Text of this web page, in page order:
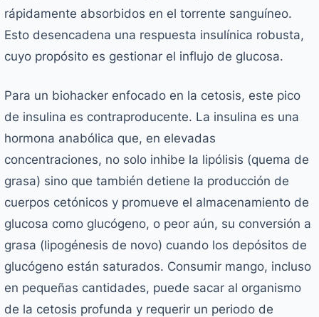
rápidamente absorbidos en el torrente sanguíneo.
Esto desencadena una respuesta insulínica robusta,
cuyo propósito es gestionar el influjo de glucosa.
Para un biohacker enfocado en la cetosis, este pico
de insulina es contraproducente. La insulina es una
hormona anabólica que, en elevadas
concentraciones, no solo inhibe la lipólisis (quema de
grasa) sino que también detiene la producción de
cuerpos cetónicos y promueve el almacenamiento de
glucosa como glucógeno, o peor aún, su conversión a
grasa (lipogénesis de novo) cuando los depósitos de
glucógeno están saturados. Consumir mango, incluso
en pequeñas cantidades, puede sacar al organismo
de la cetosis profunda y requerir un periodo de